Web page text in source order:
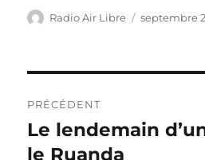
Auteur
Radio Air Libre
Publié
septembre
de
PRÉCÉDENT
Article
précédent :
Le lendemain
le Ruanda